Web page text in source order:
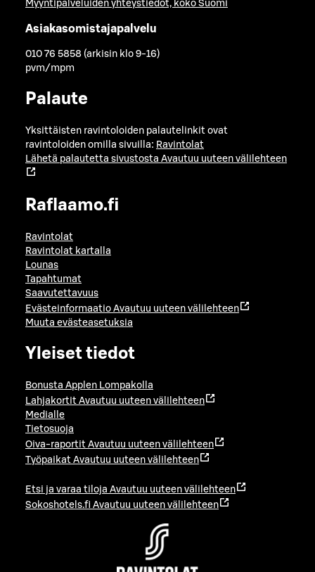
Myyntipalveluiden yhteystiedot, koko Suomi
Asiakasomistajapalvelu
010 76 5858 (arkisin klo 9-16)
pvm/mpm
Palaute
Yksittäisten ravintoloiden palautelinkit ovat
ravintoloiden omilla sivuilla: Ravintolat
Lähetä palautetta sivustosta Avautuu uuteen välilehteen
Raflaamo.fi
Ravintolat
Ravintolat kartalla
Lounas
Tapahtumat
Saavutettavuus
Evästeinformaatio Avautuu uuteen välilehteen
Muuta evästeasetuksia
Yleiset tiedot
Bonusta Applen Lompakolla
Lahjakortit Avautuu uuteen välilehteen
Medialle
Tietosuoja
Oiva-raportit Avautuu uuteen välilehteen
Työpaikat Avautuu uuteen välilehteen
Etsi ja varaa tiloja Avautuu uuteen välilehteen
Sokoshotels.fi Avautuu uuteen välilehteen